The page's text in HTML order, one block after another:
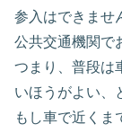
参入はできませ
公共交通機関で
つまり、普段は
いほうがよい、
もし車で近くま